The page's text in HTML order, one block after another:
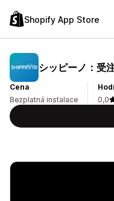
Shopify App Store
シッピーノ：受
Cena
Bezplatná instalace
0,0